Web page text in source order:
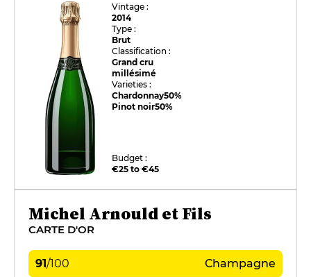
Vintage :
2014
Type :
Brut
Classification :
Grand cru
millésimé
Varieties :
Chardonnay50%
Pinot noir50%
Budget :
€25 to €45
Michel Arnould et Fils
CARTE D'OR
91/100 Champagne